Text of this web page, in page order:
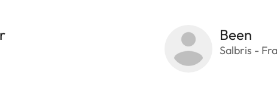
Been
Salbris -